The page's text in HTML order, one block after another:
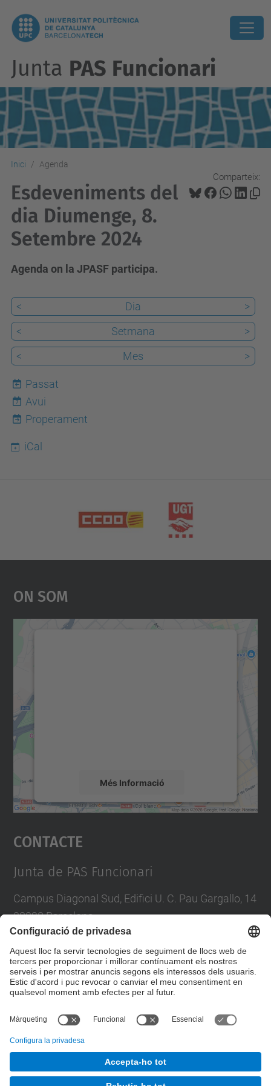
Junta PAS Funcionari
Inici Agenda
Comparteix:
Esdeveniments del
dia Diumenge, 8.
Setembre 2024
Agenda on la JPASF participa.
< Dia
>
<
Setmana
>
<
Mes >
Passat
7
Avui
Properament
iCal
On Som
Més Informació
Accepta
powered by
Contacte
Junta de PAS Funcionari
Campus Diagonal Sud, Edifici U. C. Pau Gargallo, 14
08028 Barcelona
E-mail :junta.pasf@upc.edu
Formulari de contacte
Junta PAS Funcionari